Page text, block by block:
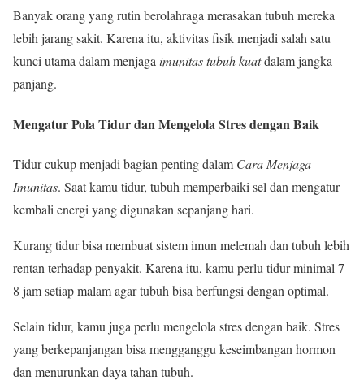
Banyak orang yang rutin berolahraga merasakan tubuh mereka
lebih jarang sakit. Karena itu, aktivitas fisik menjadi salah satu
kunci utama dalam menjaga imunitas tubuh kuatdalam jangka
panjang.
Mengatur Pola Tidur dan Mengelola Stres dengan Baik
Tidur cukup menjadi bagian penting dalam Cara Menjaga
Imunitas. Saat kamu tidur, tubuh memperbaiki sel dan mengatur
kembali energi yang digunakan sepanjang hari.
Kurang tidur bisa membuat sistem imun melemah dan tubuh lebih
rentan terhadap penyakit. Karena itu, kamu perlu tidur minimal 7–
8 jam setiap malam agar tubuh bisa berfungsi dengan optimal.
Selain tidur, kamu juga perlu mengelola stres dengan baik. Stres
yang berkepanjangan bisa mengganggu keseimbangan hormon
dan menurunkan daya tahan tubuh.